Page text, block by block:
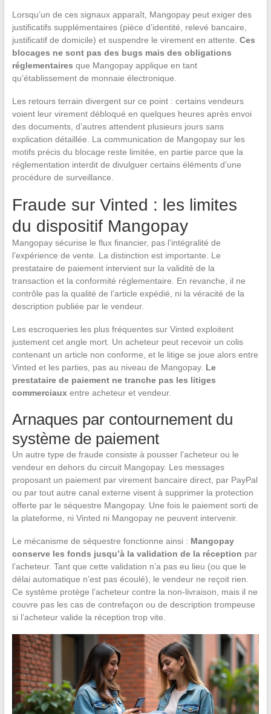
Lorsqu’un de ces signaux apparaît, Mangopay peut exiger des
justificatifs supplémentaires (pièce d’identité, relevé bancaire,
justificatif de domicile) et suspendre le virement en attente. Ces
blocages ne sont pas des bugs mais des obligations
réglementaires que Mangopay applique en tant
qu’établissement de monnaie électronique.
Les retours terrain divergent sur ce point : certains vendeurs
voient leur virement débloqué en quelques heures après envoi
des documents, d’autres attendent plusieurs jours sans
explication détaillée. La communication de Mangopay sur les
motifs précis du blocage reste limitée, en partie parce que la
réglementation interdit de divulguer certains éléments d’une
procédure de surveillance.
Fraude sur Vinted : les limites
du dispositif Mangopay
Mangopay sécurise le flux financier, pas l’intégralité de
l’expérience de vente. La distinction est importante. Le
prestataire de paiement intervient sur la validité de la
transaction et la conformité réglementaire. En revanche, il ne
contrôle pas la qualité de l’article expédié, ni la véracité de la
description publiée par le vendeur.
Les escroqueries les plus fréquentes sur Vinted exploitent
justement cet angle mort. Un acheteur peut recevoir un colis
contenant un article non conforme, et le litige se joue alors entre
Vinted et les parties, pas au niveau de Mangopay. Le
prestataire de paiement ne tranche pas les litiges
commerciauxentre acheteur et vendeur.
Arnaques par contournement du
système de paiement
Un autre type de fraude consiste à pousser l’acheteur ou le
vendeur en dehors du circuit Mangopay. Les messages
proposant un paiement par virement bancaire direct, par PayPal
ou par tout autre canal externe visent à supprimer la protection
offerte par le séquestre Mangopay. Une fois le paiement sorti de
la plateforme, ni Vinted ni Mangopay ne peuvent intervenir.
Le mécanisme de séquestre fonctionne ainsi : Mangopay
conserve les fonds jusqu’à la validation de la réception par
l’acheteur. Tant que cette validation n’a pas eu lieu (ou que le
délai automatique n’est pas écoulé), le vendeur ne reçoit rien.
Ce système protège l’acheteur contre la non-livraison, mais il ne
couvre pas les cas de contrefaçon ou de description trompeuse
si l’acheteur valide la réception trop vite.